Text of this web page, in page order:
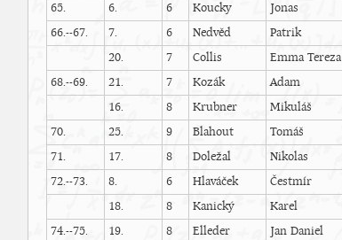
65.
6. 6 Koucky Jonas
66.--67.
7. 6 Nedvěd Patrik
20.
7 Collis Emma Tereza
68.--69.
21. 7 Kozák Adam
16.
8 Krubner Mikuláš
70.
25. 9 Blahout Tomáš
71.
17. 8 Doležal Nikolas
72.--73.
8. 6 Hlaváček Čestmír
18.
8 Kanický Karel
74.--75.
19. 8 Elleder Jan Daniel